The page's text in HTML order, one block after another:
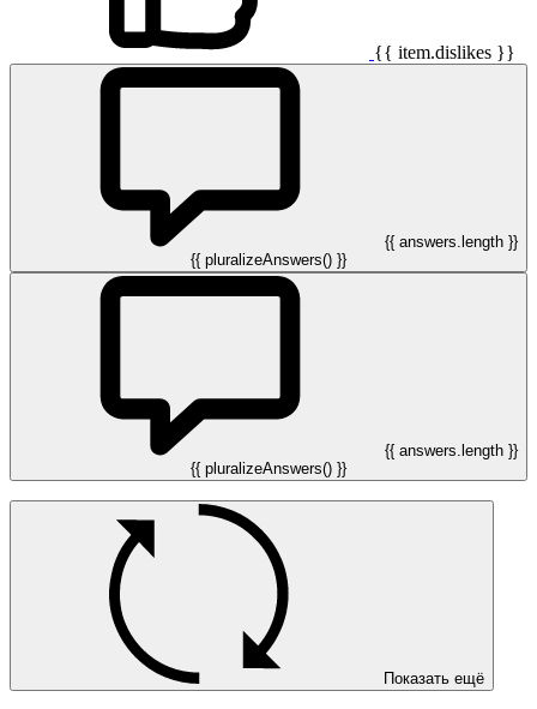
{{ item.dislikes }}
{{ answers.length }}
{{ pluralizeAnswers() }}
{{ answers.length }}
{{ pluralizeAnswers() }}
Показать ещё